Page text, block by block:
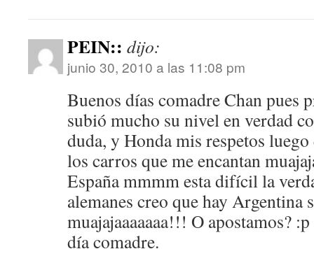
PEIN:: dijo:
junio 30, 2010 a las 11:08 pm
Buenos días comadre Chan pues
subió mucho su nivel en verdad
duda, y Honda mis respetos
los carros que me encantan
España mmmm esta difícil la
alemanes creo que hay Argentina
muajajaaaaaaa!!! O apostamos?
día comadre.